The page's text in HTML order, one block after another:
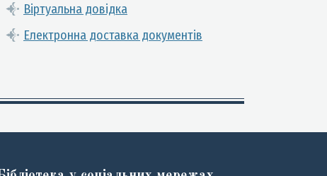
Віртуальна довідка
Електронна доставка документів